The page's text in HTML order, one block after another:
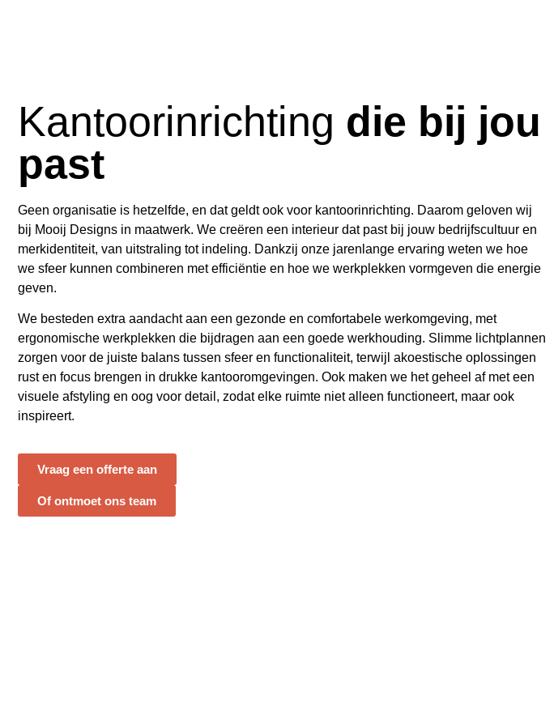
Kantoorinrichting die bij jou
past
Geen organisatie is hetzelfde, en dat geldt ook voor kantoorinrichting. Daarom geloven wij
bij Mooij Designs in maatwerk. We creëren een interieur dat past bij jouw bedrijfscultuur en
merkidentiteit, van uitstraling tot indeling. Dankzij onze jarenlange ervaring weten we hoe
we sfeer kunnen combineren met efficiëntie en hoe we werkplekken vormgeven die energie
geven.
We besteden extra aandacht aan een gezonde en comfortabele werkomgeving, met
ergonomische werkplekken die bijdragen aan een goede werkhouding. Slimme lichtplannen
zorgen voor de juiste balans tussen sfeer en functionaliteit, terwijl akoestische oplossingen
rust en focus brengen in drukke kantooromgevingen. Ook maken we het geheel af met een
visuele afstyling en oog voor detail, zodat elke ruimte niet alleen functioneert, maar ook
inspireert.
Vraag een offerte aan
Of ontmoet ons team